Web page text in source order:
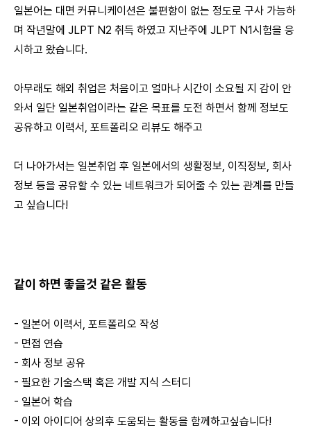
일본어는 대면 커뮤니케이션은 불편함이 없는 정도로 구사 가능하
며 작년말에 JLPT N2 취득 하였고 지난주에 JLPT N1시험을 응
시하고 왔습니다.
아무래도 해외 취업은 처음이고 얼마나 시간이 소요될 지 감이 안
와서 일단 일본취업이라는 같은 목표를 도전 하면서 함께 정보도
공유하고 이력서, 포트폴리오 리뷰도 해주고
더 나아가서는 일본취업 후 일본에서의 생활정보, 이직정보, 회사
정보 등을 공유할 수 있는 네트워크가 되어줄 수 있는 관계를 만들
고 싶습니다!
같이 하면 좋을것 같은 활동
- 일본어 이력서, 포트폴리오 작성
- 면접 연습
- 회사 정보 공유
- 필요한 기술스택 혹은 개발 지식 스터디
- 일본어 학습
- 이외 아이디어 상의후 도움되는 활동을 함께하고싶습니다!